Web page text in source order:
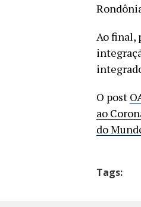
Ao final,
O post
ao
do
Tags: